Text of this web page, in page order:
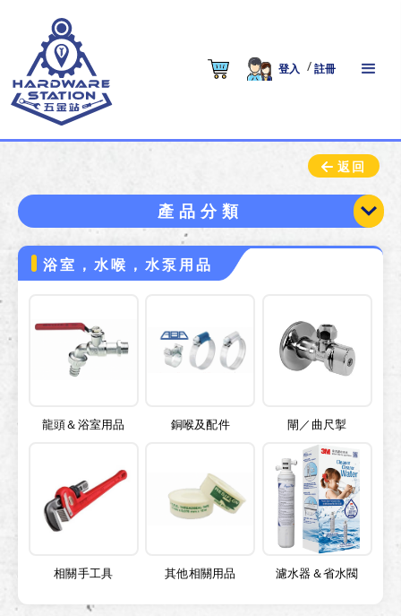
登入 /註冊
返回
產品分類
浴室，水喉，水泵用品
龍頭＆浴室用品 銅喉及配件 閘／曲尺掣
相關手工具 其他相關用品 濾水器＆省水閥